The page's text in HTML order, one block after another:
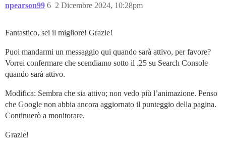
npearson99 2 Dicembre 2024, 10:28pm
6
Fantastico, sei il migliore! Grazie!
Puoi mandarmi un messaggio qui quando sarà attivo, per favore?
Vorrei confermare che scendiamo sotto il .25 su Search Console
quando sarà attivo.
Modifica: Sembra che sia attivo; non vedo più l’animazione. Penso
che Google non abbia ancora aggiornato il punteggio della pagina.
Continuerò a monitorare.
Grazie!